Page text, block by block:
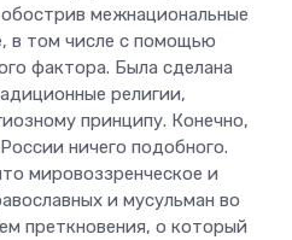
межнациональные
в том числе с помощью
фактора. Была сделана
религии,
принципу. Конечно,
ничего подобного.
мировоззренческое и
и мусульман во
преткновения, о который